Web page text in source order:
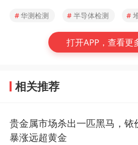
#华测检测 # 半导体检测 #
打开APP，查看更
相关推荐
贵金属市场杀出一匹黑马，铱
暴涨远超黄金